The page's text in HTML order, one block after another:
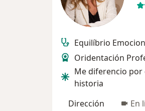
Equilíbrio
Oridentación
Me diferencio por
historia
Dirección
En